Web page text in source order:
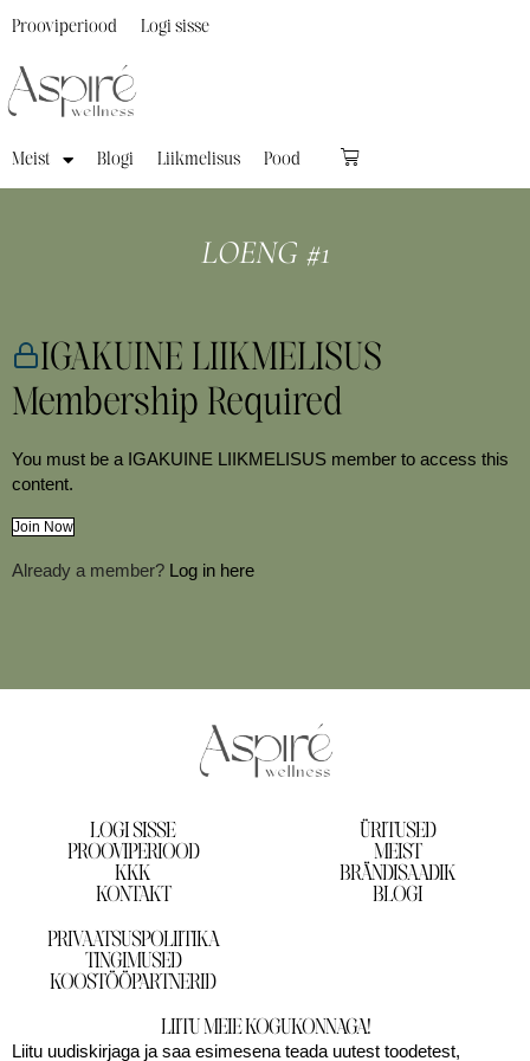
Meist Blogi Liikmelisus Pood
Prooviperiood Logi sisse
LOENG #1
IGAKUINE LIIKMELISUS
Membership Required
You must be a IGAKUINE LIIKMELISUS member to access this
content.
Join Now
Already a member? Log in here
LOGI SISSE
PROOVIPERIOOD
KKK
KONTAKT
ÜRITUSED
MEIST
BRÄNDISAADIK
BLOGI
PRIVAATSUSPOLIITIKA
TINGIMUSED
KOOSTÖÖPARTNERID
LIITU MEIE KOGUKONNAGA!
Liitu uudiskirjaga ja saa esimesena teada uutest toodetest,